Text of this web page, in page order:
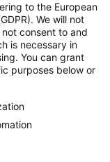
to the European
We will not
consent to and
is necessary in
You can grant
purposes below or